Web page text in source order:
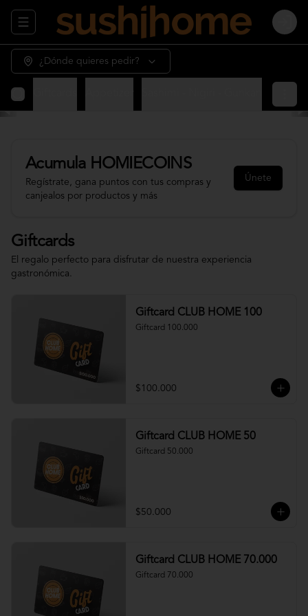
Abrir menu de navegación Login
¿Dónde quieres pedir?
Acumula HOMIECOINS
Regístrate, gana puntos con tus compras y
canjealos por productos y más
Únete
Giftcards
El regalo perfecto para disfrutar de nuestra experiencia
gastronómica.
Giftcard CLUB HOME 100
Giftcard 100.000
$100.000
Giftcard CLUB HOME 50
Giftcard 50.000
$50.000
Giftcard CLUB HOME 70.000
Giftcard 70.000